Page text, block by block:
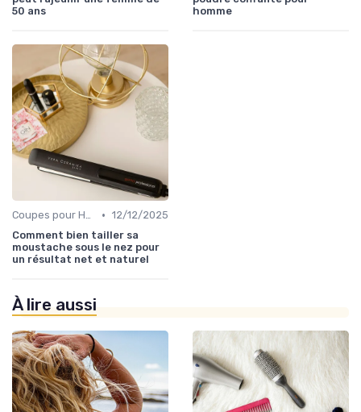
50 ans
homme
Coupes pour Hommes • 12/12/2025
Comment bien tailler sa
moustache sous le nez pour
un résultat net et naturel
À lire aussi